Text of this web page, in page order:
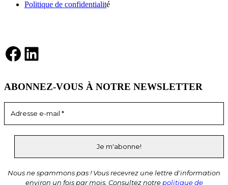
Politique de confidentialité
Facebook
LinkedIn
ABONNEZ-VOUS À NOTRE NEWSLETTER
Nous ne spammons pas ! Vous recevrez une lettre d'information
environ un fois par mois. Consultez notre politique de